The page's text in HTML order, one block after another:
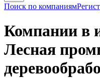
Поиск по компаниям
Компании в
Лесная